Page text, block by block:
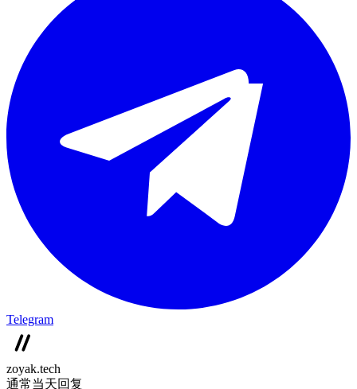
Telegram
zoyak.tech
通常当天回复